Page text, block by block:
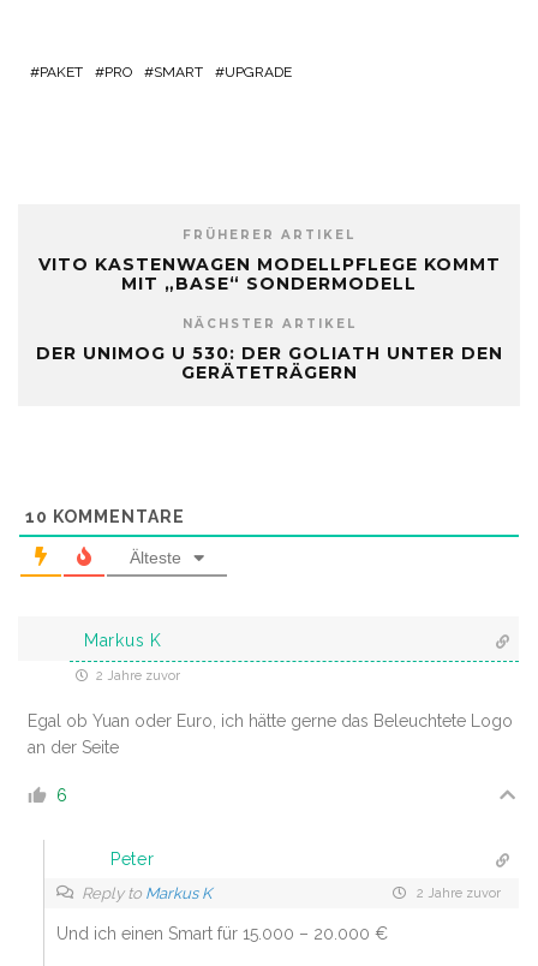
PAKET PRO SMART UPGRADE
FRÜHERER ARTIKEL
VITO KASTENWAGEN MODELLPFLEGE KOMMT
MIT „BASE“ SONDERMODELL
NÄCHSTER ARTIKEL
DER UNIMOG U 530: DER GOLIATH UNTER DEN
GERÄTETRÄGERN
10 KOMMENTARE
Älteste
Markus K
2 Jahre zuvor
Egal ob Yuan oder Euro, ich hätte gerne das Beleuchtete Logo
an der Seite
6
Peter
Reply to Markus K 2 Jahre zuvor
Und ich einen Smart für 15.000 – 20.000 €